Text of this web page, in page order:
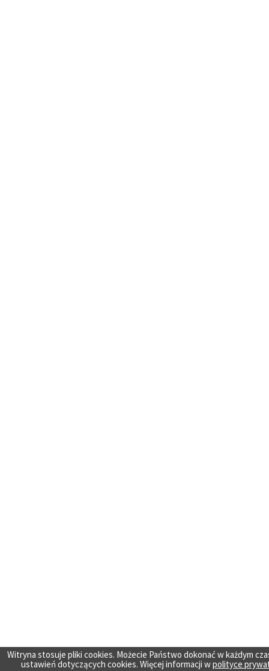
Witryna stosuje pliki cookies. Możecie Państwo dokonać w każdym
ustawień dotyczących cookies. Więcej informacji wpolityce